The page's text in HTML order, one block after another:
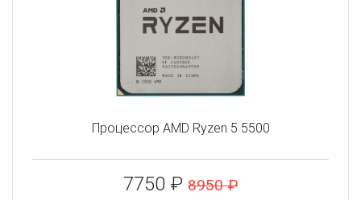
Процессор AMD Ryzen 5 5500
7750 ₽ 8950 ₽